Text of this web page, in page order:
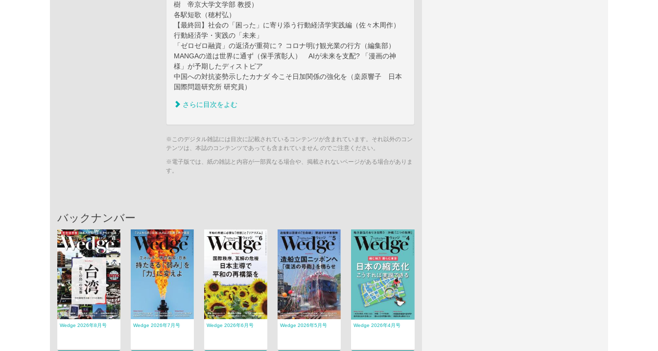
樹 帝京大学文学部 教授）
各駅短歌（穂村弘）
【最終回】社会の「困った」に寄り添う行動経済学実践編（佐々木周作）
行動経済学・実践の「未来」
「ゼロゼロ融資」の返済が重荷に？ コロナ明け観光業の行方（編集部）
MANGAの道は世界に通ず（保手濱彰人） AIが未来を支配? 「漫画の神
様」が予期したディストピア
中国への対抗姿勢示したカナダ 今こそ日加関係の強化を（桒原響子 日本
国際問題研究所 研究員）
さらに目次をよむ
※このデジタル雑誌には目次に記載されているコンテンツが含まれています。それ以外のコン
テンツは、本誌のコンテンツであっても含まれていません のでご注意ください。
※電子版では、紙の雑誌と内容が一部異なる場合や、掲載されないページがある場合がありま
す。
バックナンバー
Wedge 2026年8月号 Wedge 2026年7月号 Wedge 2026年6月号 Wedge 2026年5月号 Wedge 2026年4月号